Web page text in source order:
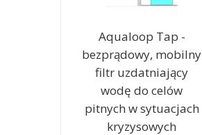
Aqualoop Tap -
bezprądowy, mobilny
filtr uzdatniający
wodę do celów
pitnych w sytuacjach
kryzysowych